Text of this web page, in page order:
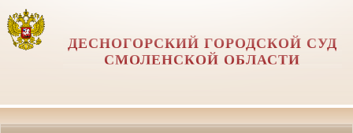
ДЕСНОГОРСКИЙ ГОРОДСКОЙ СУД
СМОЛЕНСКОЙ ОБЛАСТИ